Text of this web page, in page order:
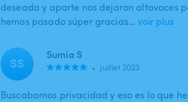
deseada y aparte nos dejaron altavoces
hemos pasado súper gracias… voir plus
SS Sumia S
• juillet 2023
Buscabamos privacidad y eso es lo que